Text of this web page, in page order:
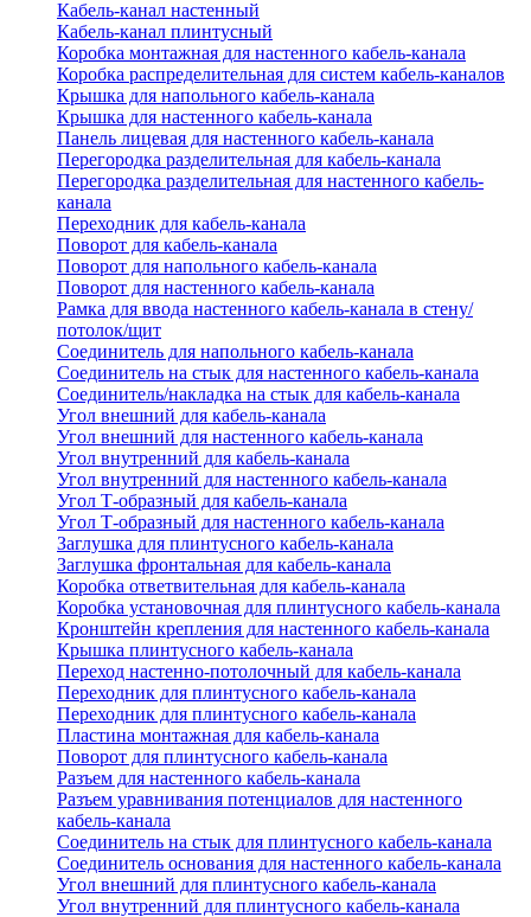
Кабель-канал настенный
Кабель-канал плинтусный
Коробка монтажная для настенного кабель-канала
Коробка распределительная для систем кабель-каналов
Крышка для напольного кабель-канала
Крышка для настенного кабель-канала
Панель лицевая для настенного кабель-канала
Перегородка разделительная для кабель-канала
Перегородка разделительная для настенного кабель-
канала
Переходник для кабель-канала
Поворот для кабель-канала
Поворот для напольного кабель-канала
Поворот для настенного кабель-канала
Рамка для ввода настенного кабель-канала в стену/
потолок/щит
Соединитель для напольного кабель-канала
Соединитель на стык для настенного кабель-канала
Соединитель/накладка на стык для кабель-канала
Угол внешний для кабель-канала
Угол внешний для настенного кабель-канала
Угол внутренний для кабель-канала
Угол внутренний для настенного кабель-канала
Угол Т-образный для кабель-канала
Угол Т-образный для настенного кабель-канала
Заглушка для плинтусного кабель-канала
Заглушка фронтальная для кабель-канала
Коробка ответвительная для кабель-канала
Коробка установочная для плинтусного кабель-канала
Кронштейн крепления для настенного кабель-канала
Крышка плинтусного кабель-канала
Переход настенно-потолочный для кабель-канала
Переходник для плинтусного кабель-канала
Переходник для плинтусного кабель-канала
Пластина монтажная для кабель-канала
Поворот для плинтусного кабель-канала
Разъем для настенного кабель-канала
Разъем уравнивания потенциалов для настенного
кабель-канала
Соединитель на стык для плинтусного кабель-канала
Соединитель основания для настенного кабель-канала
Угол внешний для плинтусного кабель-канала
Угол внутренний для плинтусного кабель-канала